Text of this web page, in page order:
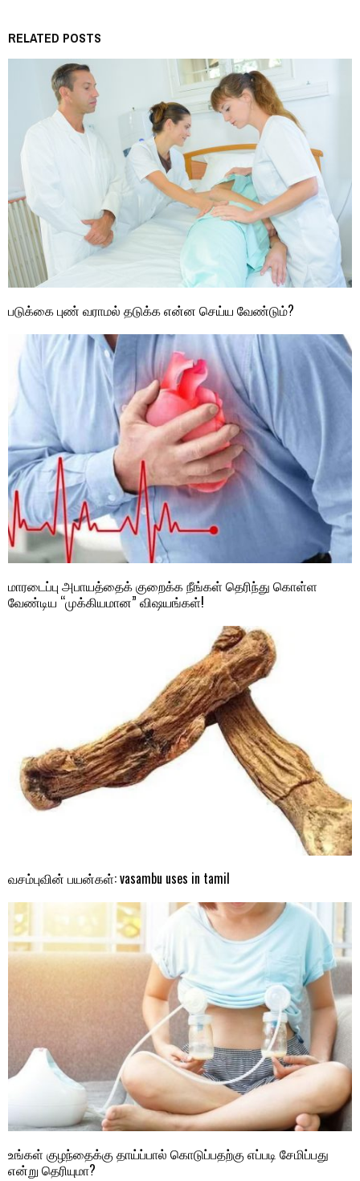
RELATED POSTS
படுக்கை புண் வராமல் தடுக்க என்ன செய்ய வேண்டும்?
மாரடைப்பு அபாயத்தைக் குறைக்க நீங்கள் தெரிந்து கொள்ள
வேண்டிய “முக்கியமான” விஷயங்கள்!
வசம்புவின் பயன்கள்: vasambu uses in tamil
உங்கள் குழந்தைக்கு தாய்ப்பால் கொடுப்பதற்கு எப்படி சேமிப்பது
என்று தெரியுமா?